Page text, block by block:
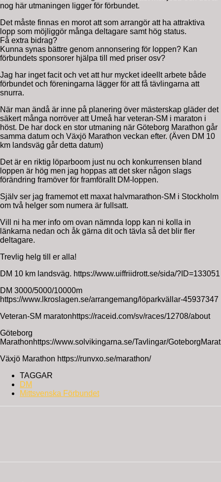
nog här utmaningen ligger för förbundet.
Det måste finnas en morot att som arrangör att ha attraktiva
lopp som möjliggör många deltagare samt hög status.
Få extra bidrag?
Kunna synas bättre genom annonsering för loppen? Kan
förbundets sponsorer hjälpa till med priser osv?
Jag har inget facit och vet att hur mycket ideellt arbete både
förbundet och föreningarna lägger för att få tävlingarna att
snurra.
När man ändå är inne på planering över mästerskap gläder det
säkert många norröver att Umeå har veteran-SM i maraton i
höst. De har dock en stor utmaning när Göteborg Marathon går
samma datum och Växjö Marathon veckan efter. (Även DM 10
km landsväg går detta datum)
Det är en riktig löparboom just nu och konkurrensen bland
loppen är hög men jag hoppas att det sker någon slags
förändring framöver för framförallt DM-loppen.
Själv ser jag framemot ett maxat halvmarathon-SM i Stockholm
om två helger som numera är fullsatt.
Vill ni ha mer info om ovan nämnda lopp kan ni kolla in
länkarna nedan och åk gärna dit och tävla så det blir fler
deltagare.
Trevlig helg till er alla!
DM 10 km landsväg. https://www.uiffriidrott.se/sida/?ID=133051
DM 3000/5000/10000m
https://www.lkroslagen.se/arrangemang/löparkvällar-45937347
Veteran-SM maratonhttps://raceid.com/sv/races/12708/about
Göteborg
Marathonhttps://www.solvikingarna.se/Tavlingar/
Växjö Marathon https://runvxo.se/marathon/
TAGGAR
DM
Mittsvenska Förbundet